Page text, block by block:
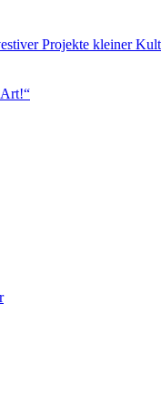
Projekte kleiner